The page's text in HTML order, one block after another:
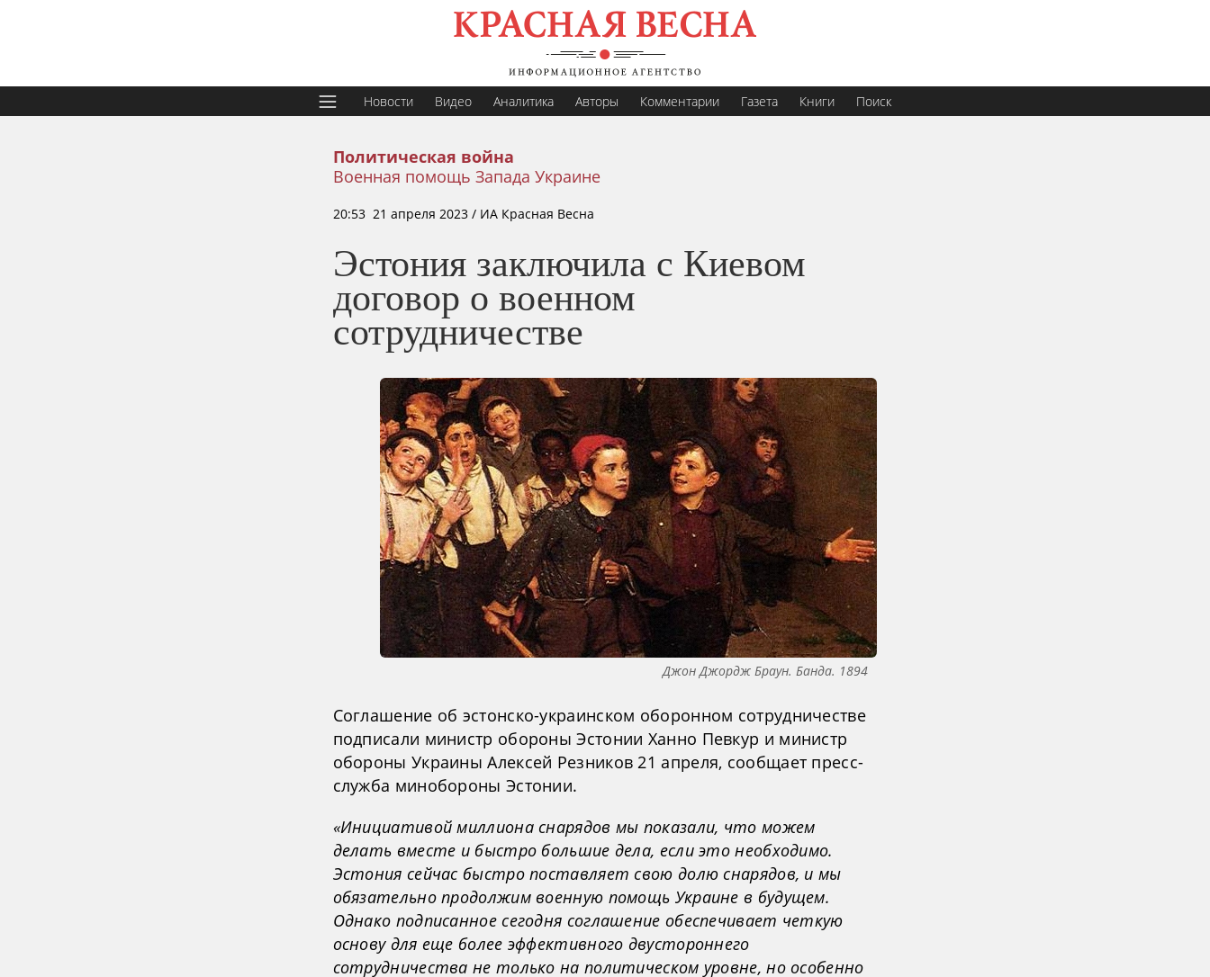
Новости Видео Аналитика Авторы Комментарии Газета Книги Поиск
Политическая война
Военная помощь Запада Украине
20:53 21 апреля 2023 / ИА Красная Весна
Эстония заключила с Киевом
договор о военном
сотрудничестве
Джон Джордж Браун. Банда. 1894
Соглашение об эстонско-украинском оборонном сотрудничестве
подписали министр обороны Эстонии Ханно Певкур и министр
обороны Украины Алексей Резников 21 апреля, сообщает пресс-
служба минобороны Эстонии.
«Инициативой миллиона снарядов мы показали, что можем
делать вместе и быстро большие дела, если это необходимо.
Эстония сейчас быстро поставляет свою долю снарядов, и мы
обязательно продолжим военную помощь Украине в будущем.
Однако подписанное сегодня соглашение обеспечивает четкую
основу для еще более эффективного двустороннего
сотрудничества не только на политическом уровне, но особенно